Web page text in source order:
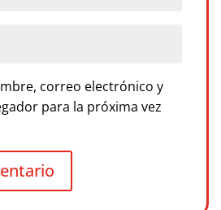
correo electrónico y
para la próxima vez